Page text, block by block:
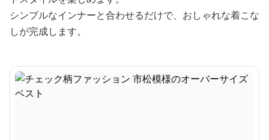
シンプルなインナーと合わせるだけで、おしゃれな着こな
しが完成します。